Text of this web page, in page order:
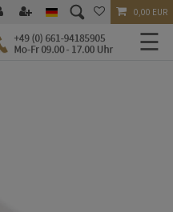
0,00 EUR
☰